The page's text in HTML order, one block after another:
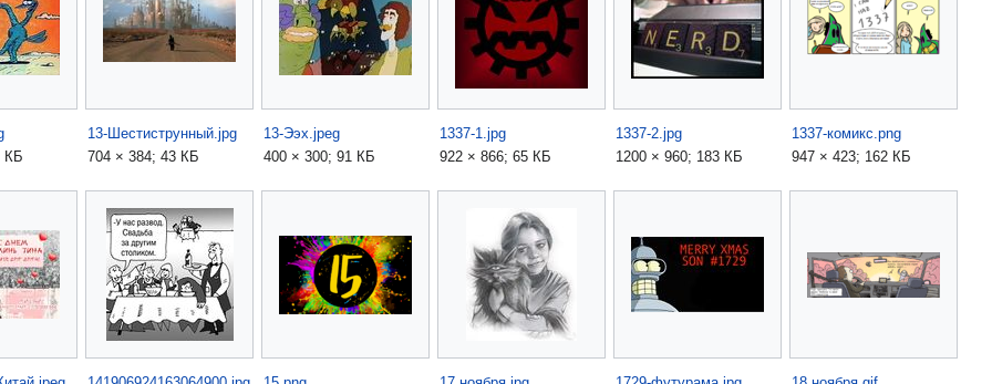
КБ
13-Шестиструнный.jpg
704 × 384; 43 КБ
13-Ээх.jpeg
400 × 300; 91 КБ
1337-1.jpg
922 × 866; 65 КБ
1337-2.jpg
1200 × 960; 183 КБ
1337-комикс.png
947 × 423; 162 КБ